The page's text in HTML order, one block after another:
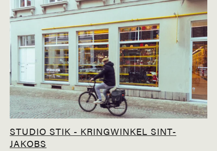
STUDIO STIK - KRINGWINKEL SINT-
JAKOBS